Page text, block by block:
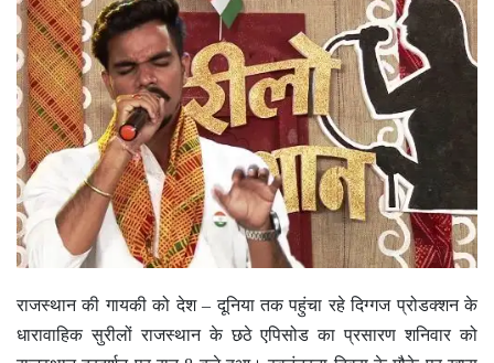
राजस्थान की गायकी को देश – दूनिया तक पहुंचा रहे दिग्गज प्रोडक्शन के
धारावाहिक सुरीलों राजस्थान के छठे एपिसोड का प्रसारण शनिवार को